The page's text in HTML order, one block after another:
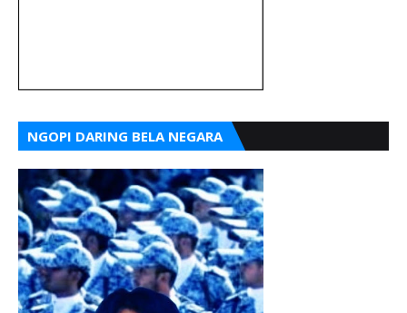
NGOPI DARING BELA NEGARA